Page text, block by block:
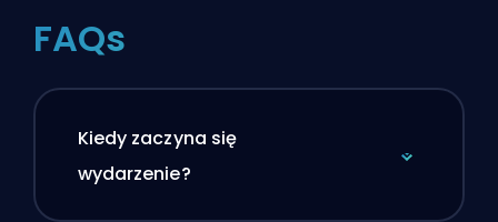
FAQs
Kiedy zaczyna się
wydarzenie?